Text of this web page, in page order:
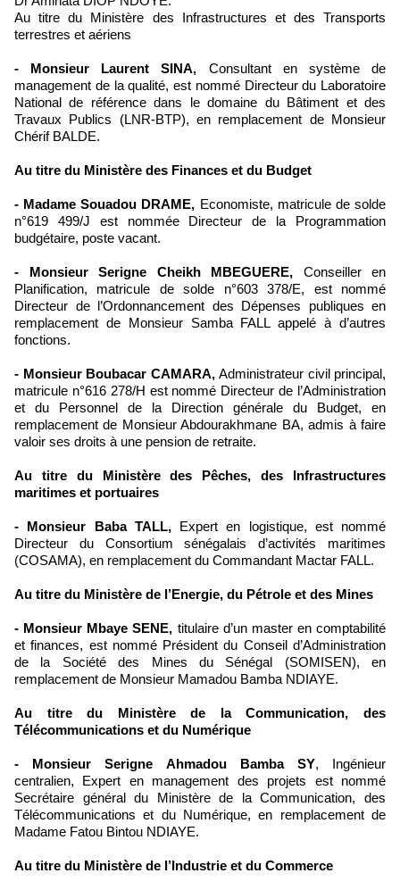
Au titre du Ministère des Infrastructures et des Transports
terrestres et aériens
- Monsieur Laurent SINA, Consultant en système de
management de la qualité, est nommé Directeur du Laboratoire
National de référence dans le domaine du Bâtiment et des
Travaux Publics (LNR-BTP), en remplacement de Monsieur
Chérif BALDE.
Au titre du Ministère des Finances et du Budget
- Madame Souadou DRAME, Economiste, matricule de solde
n°619 499/J est nommée Directeur de la Programmation
budgétaire, poste vacant.
- Monsieur Serigne Cheikh MBEGUERE, Conseiller en
Planification, matricule de solde n°603 378/E, est nommé
Directeur de l’Ordonnancement des Dépenses publiques en
remplacement de Monsieur Samba FALL appelé à d’autres
fonctions.
- Monsieur Boubacar CAMARA, Administrateur civil principal,
matricule n°616 278/H est nommé Directeur de l’Administration
et du Personnel de la Direction générale du Budget, en
remplacement de Monsieur Abdourakhmane BA, admis à faire
valoir ses droits à une pension de retraite.
Au titre du Ministère des Pêches, des Infrastructures
maritimes et portuaires
- Monsieur Baba TALL,Expert en logistique, est nommé
Directeur du Consortium sénégalais d’activités maritimes
(COSAMA), en remplacement du Commandant Mactar FALL.
Au titre du Ministère de l’Energie, du Pétrole et des Mines
- Monsieur Mbaye SENE, titulaire d’un master en comptabilité
et finances, est nommé Président du Conseil d’Administration
de la Société des Mines du Sénégal (SOMISEN), en
remplacement de Monsieur Mamadou Bamba NDIAYE.
Au titre du Ministère de la Communication, des
Télécommunications et du Numérique
- Monsieur Serigne Ahmadou Bamba SY, Ingénieur
centralien, Expert en management des projets est nommé
Secrétaire général du Ministère de la Communication, des
Télécommunications et du Numérique, en remplacement de
Madame Fatou Bintou NDIAYE.
Au titre du Ministère de l’Industrie et du Commerce